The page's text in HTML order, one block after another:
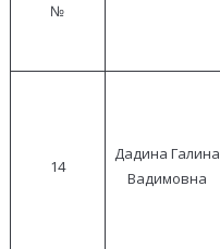
№
14
Дадина Галина
Вадимовна